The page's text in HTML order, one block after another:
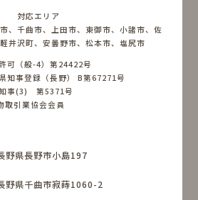
対応エリア
、千曲市、上田市、東御市、小諸市、佐
井沢町、安曇野市、松本市、塩尻市
可（般-4）第24422号
知事登録（長野） B第67271号
事(3) 第5371号
取引業協会会員
野県長野市小島197
野県千曲市寂蒔1060-2